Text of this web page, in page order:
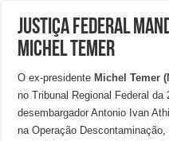
Justiça Federal
Michel Temer
O ex-presidente Michel Temer
no Tribunal Regional Federal da
desembargador Antonio Ivan
na Operação